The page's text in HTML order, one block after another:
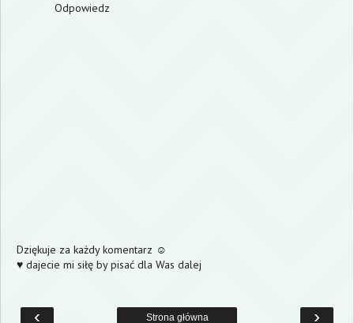
Odpowiedz
Dziękuje za każdy komentarz ☺
♥ dajecie mi siłę by pisać dla Was dalej
‹ ›
Strona główna